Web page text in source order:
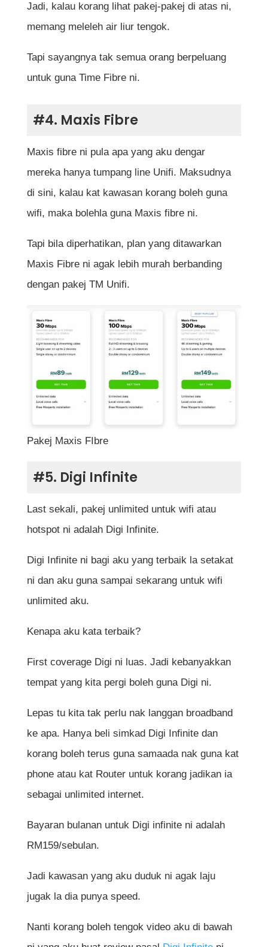
Jadi, kalau korang lihat pakej-pakej di atas ni,
memang meleleh air liur tengok.
Tapi sayangnya tak semua orang berpeluang
untuk guna Time Fibre ni.
#4. Maxis Fibre
Maxis fibre ni pula apa yang aku dengar
mereka hanya tumpang line Unifi. Maksudnya
di sini, kalau kat kawasan korang boleh guna
wifi, maka bolehla guna Maxis fibre ni.
Tapi bila diperhatikan, plan yang ditawarkan
Maxis Fibre ni agak lebih murah berbanding
dengan pakej TM Unifi.
Pakej Maxis FIbre
#5. Digi Infinite
Last sekali, pakej unlimited untuk wifi atau
hotspot ni adalah Digi Infinite.
Digi Infinite ni bagi aku yang terbaik la setakat
ni dan aku guna sampai sekarang untuk wifi
unlimited aku.
Kenapa aku kata terbaik?
First coverage Digi ni luas. Jadi kebanyakkan
tempat yang kita pergi boleh guna Digi ni.
Lepas tu kita tak perlu nak langgan broadband
ke apa. Hanya beli simkad Digi Infinite dan
korang boleh terus guna samaada nak guna kat
phone atau kat Router untuk korang jadikan ia
sebagai unlimited internet.
Bayaran bulanan untuk Digi infinite ni adalah
RM159/sebulan.
Jadi kawasan yang aku duduk ni agak laju
jugak la dia punya speed.
Nanti korang boleh tengok video aku di bawah